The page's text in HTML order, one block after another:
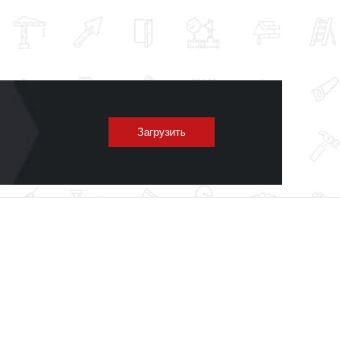
Загрузить